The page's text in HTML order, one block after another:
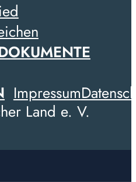
Impressum
Land e. V.